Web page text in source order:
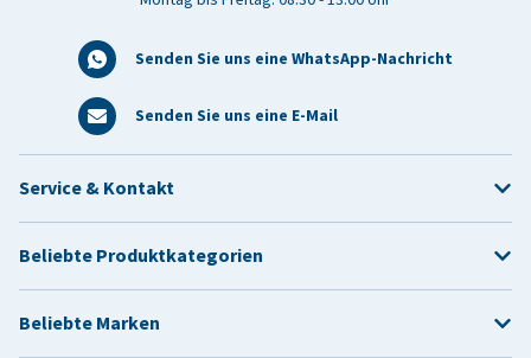
Senden Sie uns eine WhatsApp-Nachricht
Senden Sie uns eine E-Mail
Service & Kontakt
Beliebte Produktkategorien
Beliebte Marken